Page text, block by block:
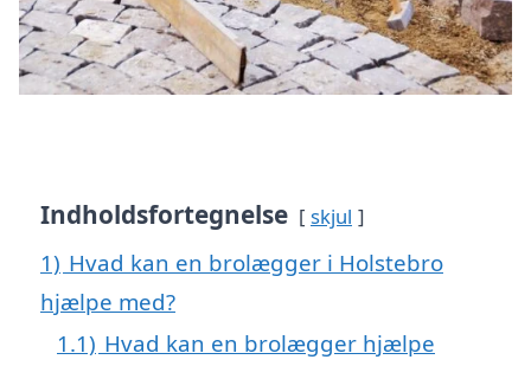
Indholdsfortegnelse skjul
1) Hvad kan en brolægger i Holstebro
hjælpe med?
1.1) Hvad kan en brolægger hjælpe